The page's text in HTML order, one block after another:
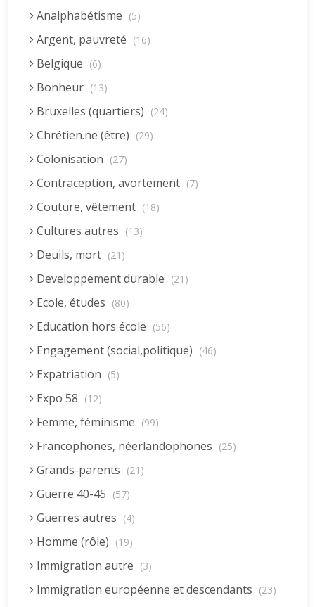
Analphabétisme (5)
Argent, pauvreté (16)
Belgique (6)
Bonheur (13)
Bruxelles (quartiers) (24)
Chrétien.ne (être) (29)
Colonisation (27)
Contraception, avortement (7)
Couture, vêtement (18)
Cultures autres (13)
Deuils, mort (21)
Developpement durable (21)
Ecole, études (80)
Education hors école (56)
Engagement (social,politique) (46)
Expatriation (5)
Expo 58 (12)
Femme, féminisme (99)
Francophones, néerlandophones (25)
Grands-parents (21)
Guerre 40-45 (57)
Guerres autres (4)
Homme (rôle) (19)
Immigration autre (3)
Immigration européenne et descendants (23)